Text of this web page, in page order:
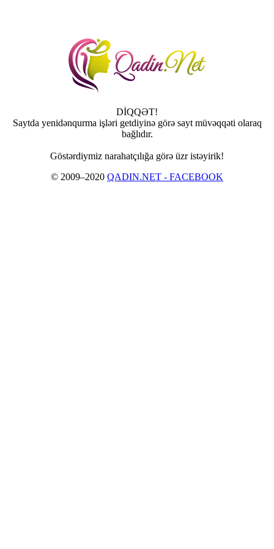
DİQQƏT!
Saytda yenidənqurma işləri getdiyinə görə sayt müvəqqəti olaraq
bağlıdır.
Göstərdiymiz narahatçılığa görə üzr istəyirik!
© 2009–2020 QADIN.NET - FACEBOOK